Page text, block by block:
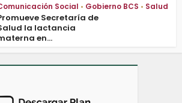
Social • Gobierno BCS • Salud
Secretaría de
la lactancia
en...